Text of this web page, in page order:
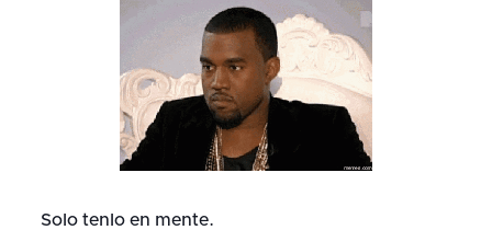
Solo tenlo en mente.